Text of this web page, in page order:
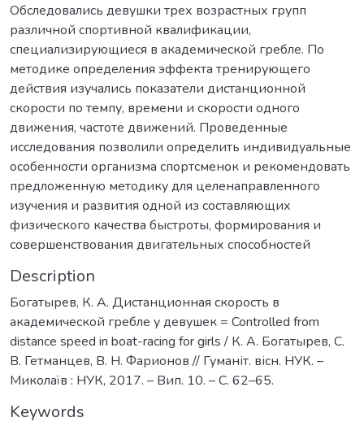
Обследовались девушки трех возрастных групп
различной спортивной квалификации,
специализирующиеся в академической гребле. По
методике определения эффекта тренирующего
действия изучались показатели дистанционной
скорости по темпу, времени и скорости одного
движения, частоте движений. Проведенные
исследования позволили определить индивидуальные
особенности организма спортсменок и рекомендовать
предложенную методику для целенаправленного
изучения и развития одной из составляющих
физического качества быстроты, формирования и
совершенствования двигательных способностей
Description
Богатырев, К. А. Дистанционная скорость в
академической гребле у девушек = Controlled from
distance speed in boat-racing for girls / К. А. Богатырев, С.
В. Гетманцев, В. Н. Фарионов // Гуманіт. вісн. НУК. –
Миколаїв : НУК, 2017. – Вип. 10. – С. 62–65.
Keywords